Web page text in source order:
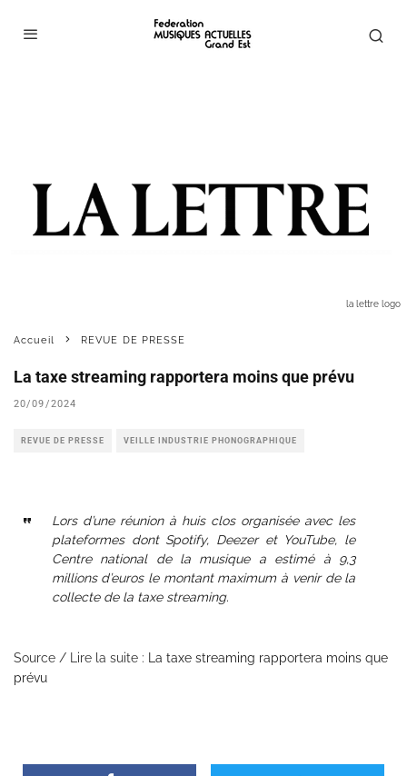
la lettre logo
Accueil REVUE DE PRESSE
La taxe streaming rapportera moins que prévu
20/09/2024
REVUE DE PRESSE VEILLE INDUSTRIE PHONOGRAPHIQUE
Lors d’une réunion à huis clos organisée avec les
plateformes dont Spotify, Deezer et YouTube, le
Centre national de la musique a estimé à 9,3
millions d’euros le montant maximum à venir de la
collecte de la taxe streaming.
Source / Lire la suite :
La taxe streaming rapportera moins que
prévu